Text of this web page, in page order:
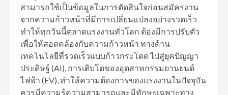
สามารถใช้เป็นข้อมูลในการตัดสินใจก่อนสมัครงาน
จากความก้าวหน้าที่มีการเปลี่ยนแปลงอย่างรวดเร็ว
ทำให้ทุกวันนี้ตลาดแรงงานทั่วโลก ต้องมีการปรับตัว
เพื่อให้สอดคล้องกับความก้าวหน้า ทางด้าน
เทคโนโลยีที่รวดเร็วแบบก้าวกระโดด ไปสู่ยุคปัญญา
ประดิษฐ์ (AI), การเติบโตของอุตสาหกรรมยานยนต์
ไฟฟ้า (EV), ทำให้ความต้องการของแรงงานในปัจจุบัน
ควรมีความรู้ความสามารถและมีทักษะเฉพาะทาง